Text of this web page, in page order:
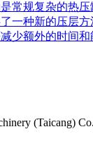
常规复杂的热
一种新的压层
少额外的时间和
(Taicang)